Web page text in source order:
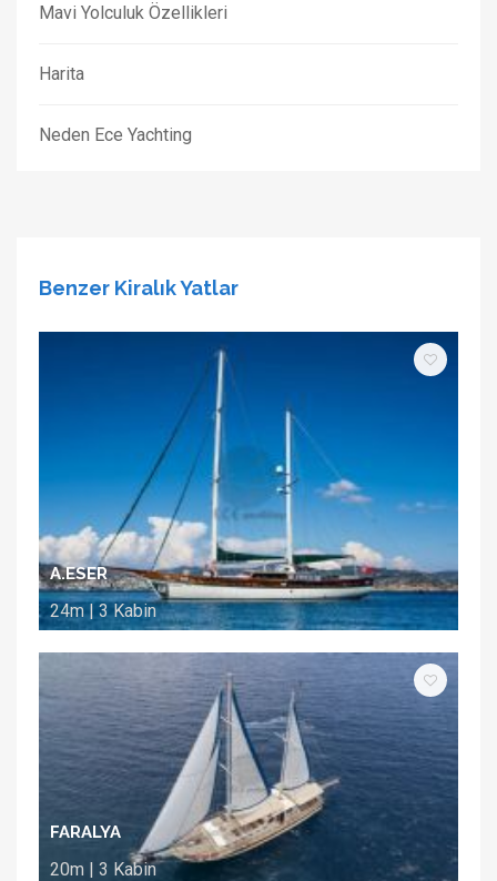
Mavi Yolculuk Özellikleri
Harita
Neden Ece Yachting
Benzer Kiralık Yatlar
A.ESER
24m | 3 Kabin
FARALYA
20m | 3 Kabin